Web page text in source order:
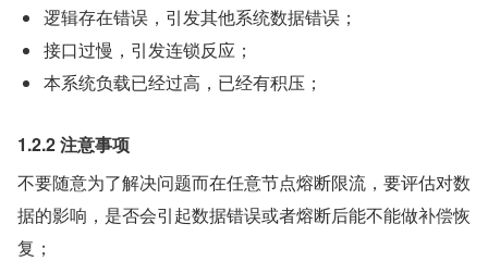
逻辑存在错误，引发其他系统数据错误；
接口过慢，引发连锁反应；
本系统负载已经过高，已经有积压；
1.2.2 注意事项
不要随意为了解决问题而在任意节点熔断限流，要评估对数
据的影响，是否会引起数据错误或者熔断后能不能做补偿恢
复；